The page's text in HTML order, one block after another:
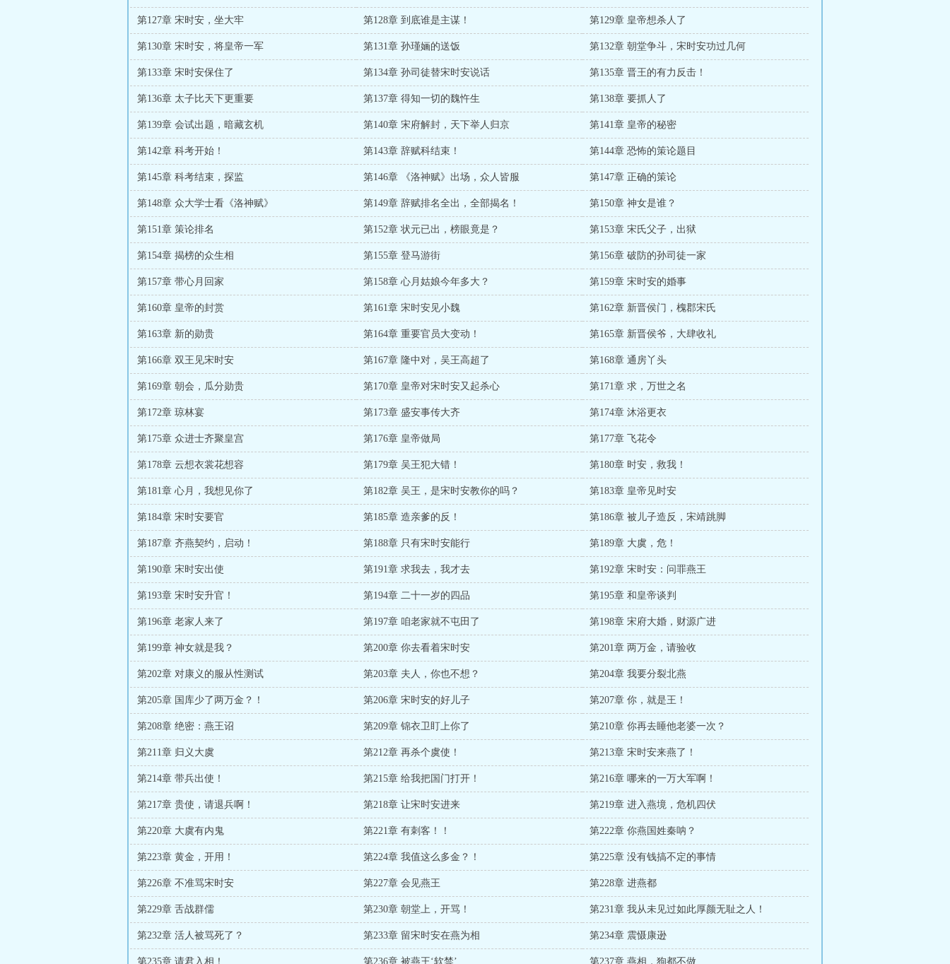
第127章 宋时安，坐大牢 第128章 到底谁是主谋！ 第129章 皇帝想杀人了
第130章 宋时安，将皇帝一军 第131章 孙瑾婳的送饭 第132章 朝堂争斗，宋时安功过几何
第133章 宋时安保住了 第134章 孙司徒替宋时安说话 第135章 晋王的有力反击！
第136章 太子比天下更重要 第137章 得知一切的魏忤生 第138章 要抓人了
第139章 会试出题，暗藏玄机 第140章 宋府解封，天下举人归京 第141章 皇帝的秘密
第142章 科考开始！ 第143章 辞赋科结束！ 第144章 恐怖的策论题目
第145章 科考结束，探监 第146章 《洛神赋》出场，众人皆服 第147章 正确的策论
第148章 众大学士看《洛神赋》 第149章 辞赋排名全出，全部揭名！ 第150章 神女是谁？
第151章 策论排名 第152章 状元已出，榜眼竟是？ 第153章 宋氏父子，出狱
第154章 揭榜的众生相 第155章 登马游街 第156章 破防的孙司徒一家
第157章 带心月回家 第158章 心月姑娘今年多大？ 第159章 宋时安的婚事
第160章 皇帝的封赏 第161章 宋时安见小魏 第162章 新晋侯门，槐郡宋氏
第163章 新的勋贵 第164章 重要官员大变动！ 第165章 新晋侯爷，大肆收礼
第166章 双王见宋时安 第167章 隆中对，吴王高超了 第168章 通房丫头
第169章 朝会，瓜分勋贵 第170章 皇帝对宋时安又起杀心 第171章 求，万世之名
第172章 琼林宴 第173章 盛安事传大齐 第174章 沐浴更衣
第175章 众进士齐聚皇宫 第176章 皇帝做局 第177章 飞花令
第178章 云想衣裳花想容 第179章 吴王犯大错！ 第180章 时安，救我！
第181章 心月，我想见你了 第182章 吴王，是宋时安教你的吗？ 第183章 皇帝见时安
第184章 宋时安要官 第185章 造亲爹的反！ 第186章 被儿子造反，宋靖跳脚
第187章 齐燕契约，启动！ 第188章 只有宋时安能行 第189章 大虞，危！
第190章 宋时安出使 第191章 求我去，我才去 第192章 宋时安：问罪燕王
第193章 宋时安升官！ 第194章 二十一岁的四品 第195章 和皇帝谈判
第196章 老家人来了 第197章 咱老家就不屯田了 第198章 宋府大婚，财源广进
第199章 神女就是我？ 第200章 你去看着宋时安 第201章 两万金，请验收
第202章 对康义的服从性测试 第203章 夫人，你也不想？ 第204章 我要分裂北燕
第205章 国库少了两万金？！ 第206章 宋时安的好儿子 第207章 你，就是王！
第208章 绝密：燕王诏 第209章 锦衣卫盯上你了 第210章 你再去睡他老婆一次？
第211章 归义大虞 第212章 再杀个虞使！ 第213章 宋时安来燕了！
第214章 带兵出使！ 第215章 给我把国门打开！ 第216章 哪来的一万大军啊！
第217章 贵使，请退兵啊！ 第218章 让宋时安进来 第219章 进入燕境，危机四伏
第220章 大虞有内鬼 第221章 有刺客！！ 第222章 你燕国姓秦呐？
第223章 黄金，开用！ 第224章 我值这么多金？！ 第225章 没有钱搞不定的事情
第226章 不准骂宋时安 第227章 会见燕王 第228章 进燕都
第229章 舌战群儒 第230章 朝堂上，开骂！ 第231章 我从未见过如此厚颜无耻之人！
第232章 活人被骂死了？ 第233章 留宋时安在燕为相 第234章 震慑康逊
第235章 请君入相！ 第236章 被燕王‘软禁’ 第237章 燕相，狗都不做